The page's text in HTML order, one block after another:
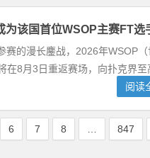
为该国首位WSOP主赛FT选
赛的漫长鏖战，2026年WSOP（
在8月3日重返赛场，向扑克界至
阅读
6 7 8 … 847